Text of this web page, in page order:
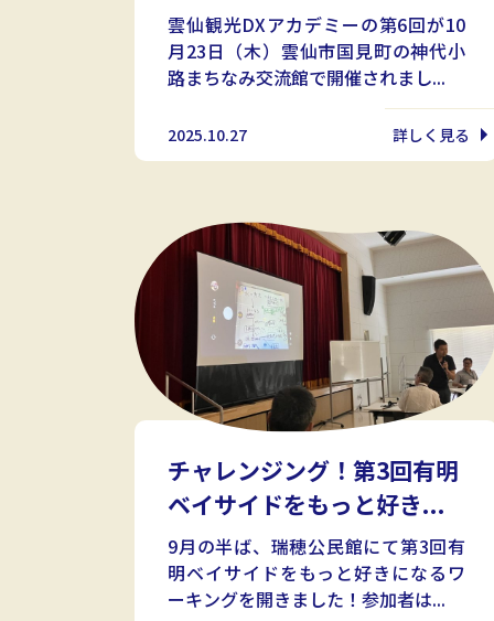
雲仙観光DXアカデミーの第6回が10
月23日（木）雲仙市国見町の神代小
路まちなみ交流館で開催されまし...
2025.10.27 詳しく見る
チャレンジング！第3回有明
ベイサイドをもっと好き...
9月の半ば、瑞穂公民館にて第3回有
明ベイサイドをもっと好きになるワ
ーキングを開きました！参加者は...